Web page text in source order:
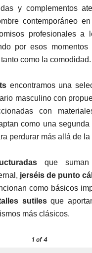
y complementos
contemporáneo
profesionales a
por esos
como la comodidad.
encontramos una
masculino con
con
como una
perdurar más allá de la
que
jerséis de punto
como básicos
sutilesque
más clásicos.
1 of 4